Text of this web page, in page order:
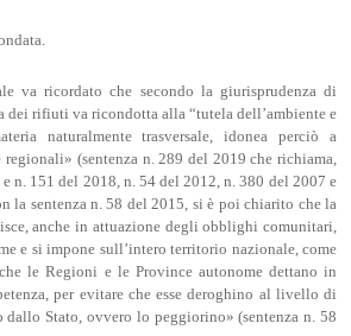
va ricordato che secondo la giurisprudenza di
dei rifiuti va ricondotta alla “tutela dell’ambiente e
naturalmente trasversale, idonea perciò a
(sentenza n. 289 del 2019 che richiama,
n. 151 del 2018, n. 54 del 2012, n. 380 del 2007 e
la sentenza n. 58 del 2015, si è poi chiarito che la
anche in attuazione degli obblighi comunitari,
e si impone sull’intero territorio nazionale, come
le Regioni e le Province autonome dettano in
per evitare che esse deroghino al livello di
Stato, ovvero lo peggiorino» (sentenza n. 58